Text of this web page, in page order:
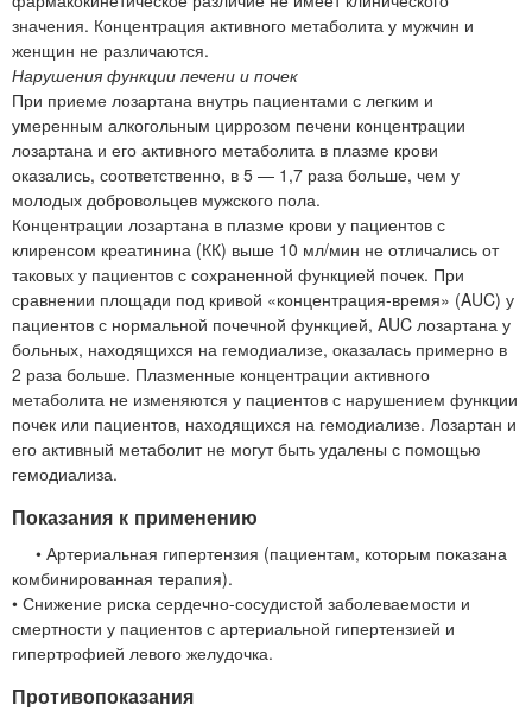
значения. Концентрация активного метаболита у мужчин и
женщин не различаются.
Нарушения функции печени и почек
При приеме лозартана внутрь пациентами с легким и
умеренным алкогольным циррозом печени концентрации
лозартана и его активного метаболита в плазме крови
оказались, соответственно, в 5 — 1,7 раза больше, чем у
молодых добровольцев мужского пола.
Концентрации лозартана в плазме крови у пациентов с
клиренсом креатинина (КК) выше 10 мл/мин не отличались от
таковых у пациентов с сохраненной функцией почек. При
сравнении площади под кривой «концентрация-время» (AUC) у
пациентов с нормальной почечной функцией, AUC лозартана у
больных, находящихся на гемодиализе, оказалась примерно в
2 раза больше. Плазменные концентрации активного
метаболита не изменяются у пациентов с нарушением функции
почек или пациентов, находящихся на гемодиализе. Лозартан и
его активный метаболит не могут быть удалены с помощью
гемодиализа.
Показания к применению
• Артериальная гипертензия (пациентам, которым показана
комбинированная терапия).
• Снижение риска сердечно-сосудистой заболеваемости и
смертности у пациентов с артериальной гипертензией и
гипертрофией левого желудочка.
Противопоказания